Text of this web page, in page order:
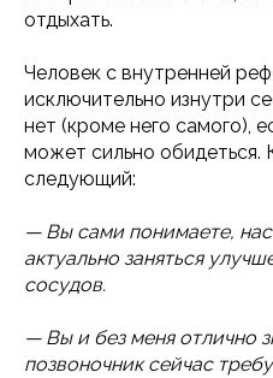
отдыхать.
Человек с внутренней
исключительно изнутри
нет (кроме него самого),
может сильно обидеться.
следующий:
— Вы сами понимаете,
актуально заняться
сосудов.
— Вы и без меня отлично
позвоночник сейчас